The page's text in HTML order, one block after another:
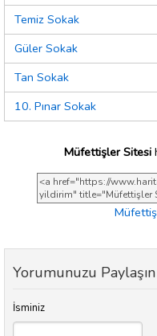
Temiz Sokak
Güler Sokak
Tan Sokak
10. Pınar Sokak
Müfettişler Sitesi
Yorumunuzu Paylaşın
İsminiz